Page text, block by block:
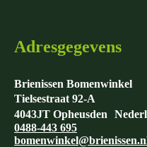
Adresgegevens
Brienissen Bomenwinkel
Tielsestraat 92-A
4043JT Opheusden
0488-443 695